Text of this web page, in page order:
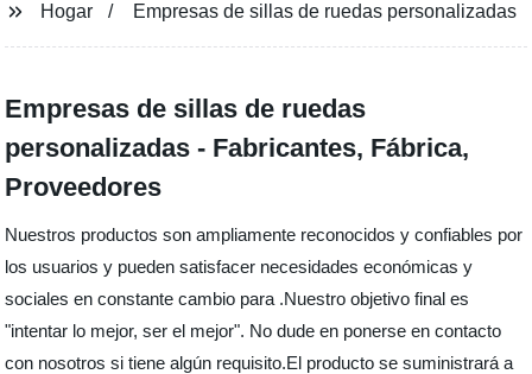
Hogar Empresas de sillas de ruedas personalizadas
Empresas de sillas de ruedas
personalizadas - Fabricantes, Fábrica,
Proveedores
Nuestros productos son ampliamente reconocidos y confiables por
los usuarios y pueden satisfacer necesidades económicas y
sociales en constante cambio para .Nuestro objetivo final es
"intentar lo mejor, ser el mejor". No dude en ponerse en contacto
con nosotros si tiene algún requisito.El producto se suministrará a